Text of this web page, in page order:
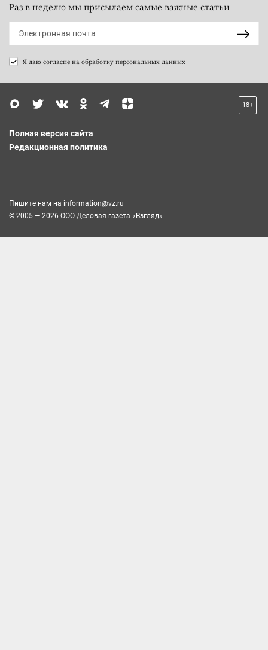
Раз в неделю мы присылаем самые важные статьи
Я даю согласие на обработку персональных данных
18+
Полная версия сайта
Редакционная политика
Пишите нам на information@vz.ru
© 2005 — 2026 ООО Деловая газета «Взгляд»